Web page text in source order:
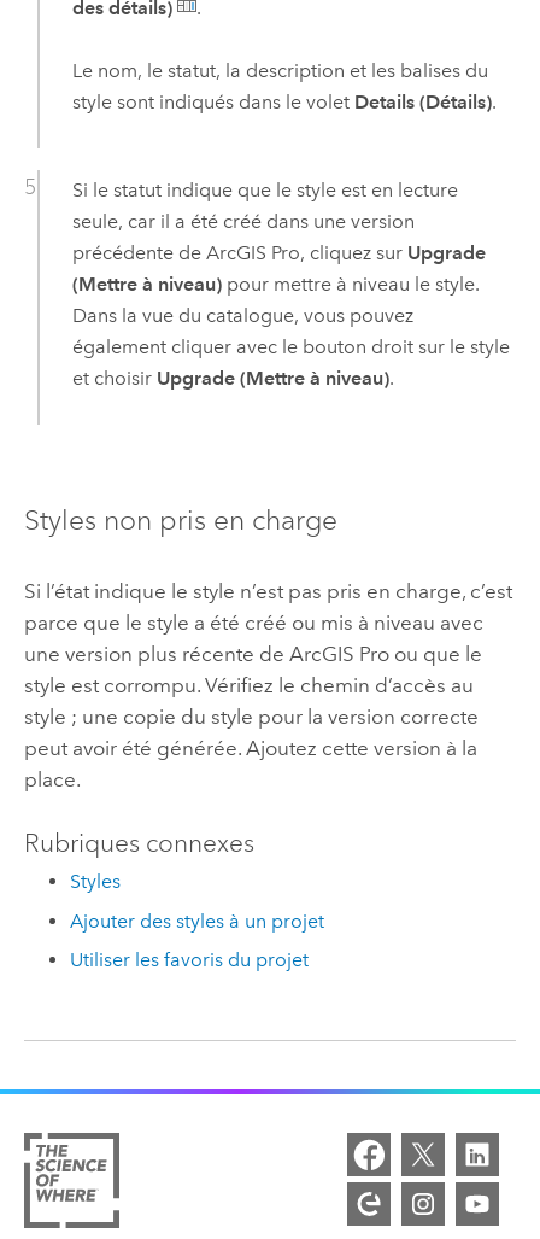
des détails)
.
Le nom, le statut, la description et les balises du
style sont indiqués dans le volet Details (Détails).
Si le statut indique que le style est en lecture
seule, car il a été créé dans une version
précédente de ArcGIS Pro, cliquez sur Upgrade
(Mettre à niveau)pour mettre à niveau le style.
Dans la vue du catalogue, vous pouvez
également cliquer avec le bouton droit sur le style
et choisir Upgrade (Mettre à niveau).
Styles non pris en charge
Si l’état indique le style n’est pas pris en charge, c’est
parce que le style a été créé ou mis à niveau avec
une version plus récente de ArcGIS Proou que le
style est corrompu. Vérifiez le chemin d’accès au
style ; une copie du style pour la version correcte
peut avoir été générée. Ajoutez cette version à la
place.
Rubriques connexes
Styles
Ajouter des styles à un projet
Utiliser les favoris du projet